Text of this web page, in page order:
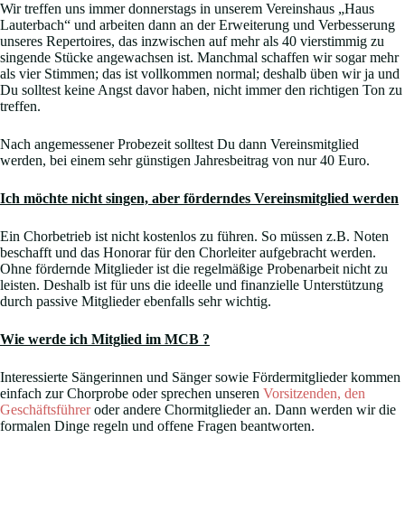
Wir treffen uns immer donnerstags in unserem Vereinshaus „Haus
Lauterbach“ und arbeiten dann an der Erweiterung und Verbesserung
unseres Repertoires, das inzwischen auf mehr als 40 vierstimmig zu
singende Stücke angewachsen ist. Manchmal schaffen wir sogar mehr
als vier Stimmen; das ist vollkommen normal; deshalb üben wir ja und
Du solltest keine Angst davor haben, nicht immer den richtigen Ton zu
treffen.
Nach angemessener Probezeit solltest Du dann Vereinsmitglied
werden, bei einem sehr günstigen Jahresbeitrag von nur 40 Euro.
Ich möchte nicht singen, aber förderndes Vereinsmitglied werden
Ein Chorbetrieb ist nicht kostenlos zu führen. So müssen z.B. Noten
beschafft und das Honorar für den Chorleiter aufgebracht werden.
Ohne fördernde Mitglieder ist die regelmäßige Probenarbeit nicht zu
leisten. Deshalb ist für uns die ideelle und finanzielle Unterstützung
durch passive Mitglieder ebenfalls sehr wichtig.
Wie werde ich Mitglied im MCB ?
Interessierte Sängerinnen und Sänger sowie Fördermitglieder kommen
einfach zur Chorprobe oder sprechen unseren Vorsitzenden, den
Geschäftsführeroder andere Chormitglieder an. Dann werden wir die
formalen Dinge regeln und offene Fragen beantworten.